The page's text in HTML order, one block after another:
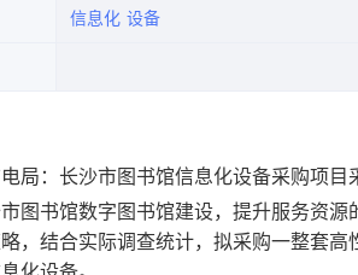
信息化 设备
局：长沙市图书馆信息化设备采购项
图书馆数字图书馆建设，提升服务资源
，结合实际调查统计，拟采购一整套